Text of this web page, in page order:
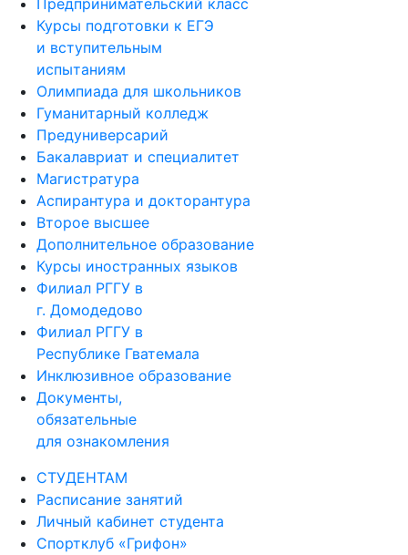
Предпринимательский класс
Курсы подготовки к ЕГЭ
и вступительным
испытаниям
Олимпиада для школьников
Гуманитарный колледж
Предуниверсарий
Бакалавриат и специалитет
Магистратура
Аспирантура и докторантура
Второе высшее
Дополнительное образование
Курсы иностранных языков
Филиал РГГУ в
г. Домодедово
Филиал РГГУ в
Республике Гватемала
Инклюзивное образование
Документы,
обязательные
для ознакомления
СТУДЕНТАМ
Расписание занятий
Личный кабинет студента
Спортклуб «Грифон»